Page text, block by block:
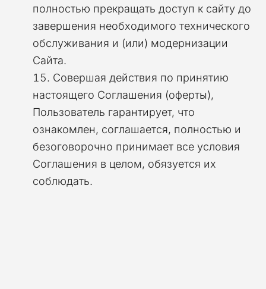
полностью прекращать доступ к сайту до
завершения необходимого технического
обслуживания и (или) модернизации
Сайта.
Совершая действия по принятию
настоящего Соглашения (оферты),
Пользователь гарантирует, что
ознакомлен, соглашается, полностью и
безоговорочно принимает все условия
Соглашения в целом, обязуется их
соблюдать.